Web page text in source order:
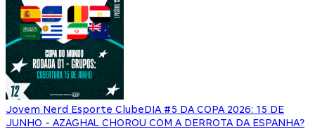
Jovem Nerd Esporte ClubeDIA #5 DA COPA 2026: 15 DE
JUNHO - AZAGHAL CHOROU COM A DERROTA DA ESPANHA?